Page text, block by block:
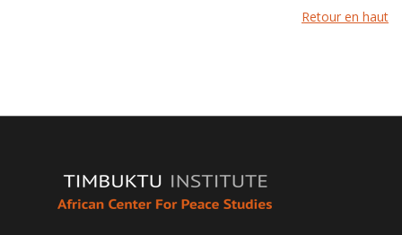
Retour en haut